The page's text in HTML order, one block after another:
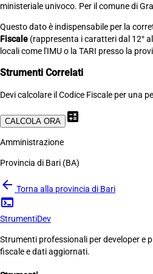
ministeriale univoco. Per il comune di
Questo dato è indispensabile per la
Fiscale (rappresenta i caratteri dal 12°
locali come l'IMU o la TARI presso la
Strumenti Correlati
Devi calcolare il Codice Fiscale per una
CALCOLA ORA calculate
Amministrazione
Provincia di Bari (BA)
arrow_back Torna alla provincia di Bari
terminal
StrumentiDev
Strumenti professionali per developer e
fiscale e dati aggiornati.